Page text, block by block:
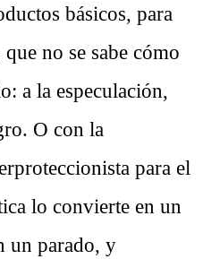
básicos, para
no se sabe cómo
a la especulación,
O con la
para el
lo convierte en un
un parado, y